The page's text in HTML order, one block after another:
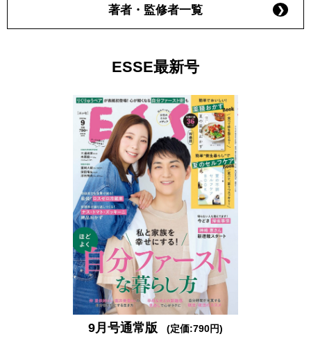
著者・監修者一覧
ESSE最新号
9月号通常版 (定価:790円)